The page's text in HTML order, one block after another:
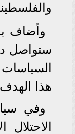
وأضاف
ستواصل
هذا
وفي
الاحتلال